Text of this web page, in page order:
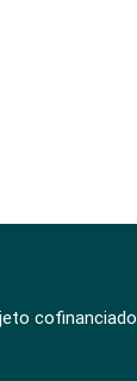
cofinanciado